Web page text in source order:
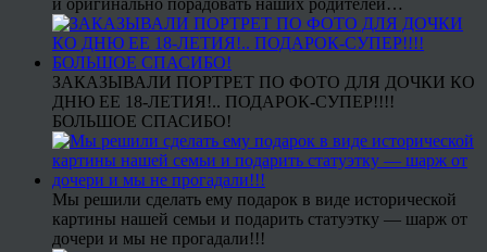
ЗАКАЗЫВАЛИ ПОРТРЕТ ПО ФОТО ДЛЯ ДОЧКИ КО
ДНЮ ЕЕ 18-ЛЕТИЯ!.. ПОДАРОК-СУПЕР!!!!
БОЛЬШОЕ СПАСИБО!
Мы решили сделать ему подарок в виде исторической
картины нашей семьи и подарить статуэтку — шарж от
дочери и мы не прогадали!!!